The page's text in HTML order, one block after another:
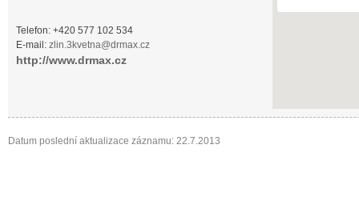
Telefon: +420 577 102 534
E-mail: zlin.3kvetna@drmax.cz
http://www.drmax.cz
Datum poslední aktualizace záznamu: 22.7.2013